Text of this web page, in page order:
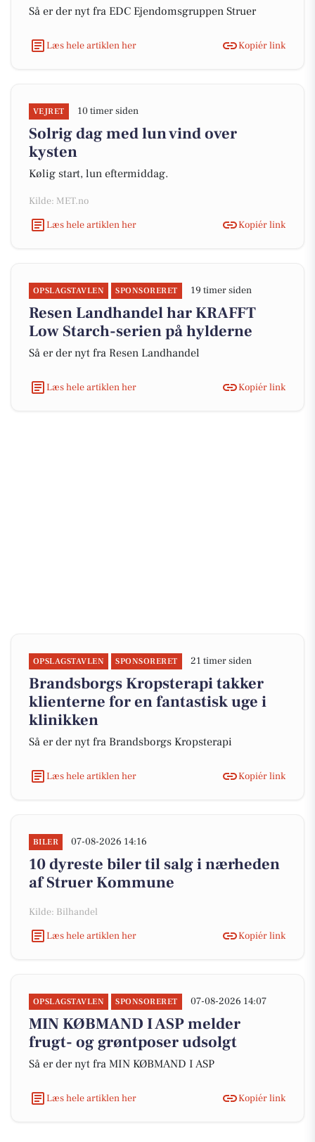
Så er der nyt fra EDC Ejen­doms­grup­pen Struer
Læs hele artiklen her Kopiér link
VEJRET 10 timer siden
Solrig dag med lun vind over
kysten
Kølig start, lun eftermiddag.
Kilde: MET.no
Læs hele artiklen her
Kopiér link
OPSLAGSTAVLEN SPONSORERET 19 timer siden
Resen Landhandel har KRAFFT
Low Starch-serien på hylderne
Så er der nyt fra Resen Landhandel
Læs hele artiklen her Kopiér link
OPSLAGSTAVLEN SPONSORERET 21 timer siden
Brandsborgs Kropsterapi takker
klienterne for en fantastisk uge i
klinikken
Så er der nyt fra Brandsborgs Kropsterapi
Læs hele artiklen her Kopiér link
BILER 07-08-2026 14:16
10 dyreste biler til salg i nærheden
af Struer Kommune
Kilde: Bilhandel
Læs hele artiklen her
Kopiér link
OPSLAGSTAVLEN SPONSORERET 07-08-2026 14:07
MIN KØBMAND I ASP melder
frugt- og grøntposer udsolgt
Så er der nyt fra MIN KØBMAND I ASP
Læs hele artiklen her Kopiér link